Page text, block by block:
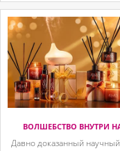
ВОЛШЕБСТВО ВНУТРИ
Давно доказанный научный